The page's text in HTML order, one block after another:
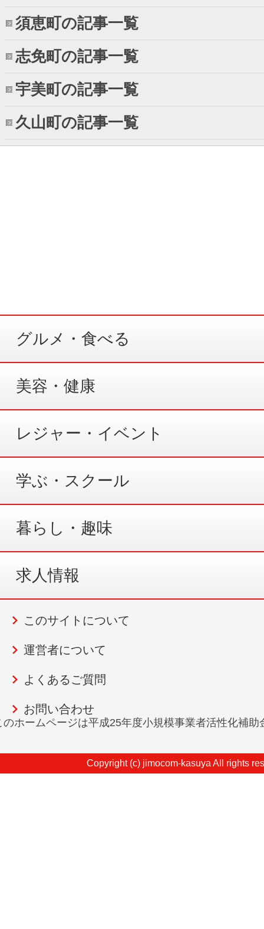
須恵町の記事一覧
志免町の記事一覧
宇美町の記事一覧
久山町の記事一覧
のホームページは平成25年度小規模事業者活性化補助
グルメ・食べる
美容・健康
レジャー・イベント
学ぶ・スクール
暮らし・趣味
求人情報
このサイトについて
運営者について
よくあるご質問
お問い合わせ
Copyright (c) jimocom-kasuya All rights